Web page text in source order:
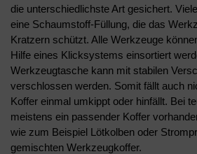
die unterschiedlichste Art gesichert.
eine Schaumstoff-Füllung, die das
Kratzern schützt. Alle Werkzeuge
Hilfe eines Klicksystems einsortiert
Werkzeugtasche kann mit stabilen
verschlossen werden. Somit fällt auch
Koffer einmal umkippt oder hinfällt. Bei
meistens ein passender Koffer
wie zum Beispiel Lötkolben oder
gemischten Werkzeugkoffer.